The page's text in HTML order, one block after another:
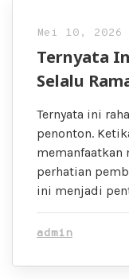
Mei 10, 2026
Ternyata
Selalu
Ternyata ini
penonton.
perhatian
ini menjadi
admin